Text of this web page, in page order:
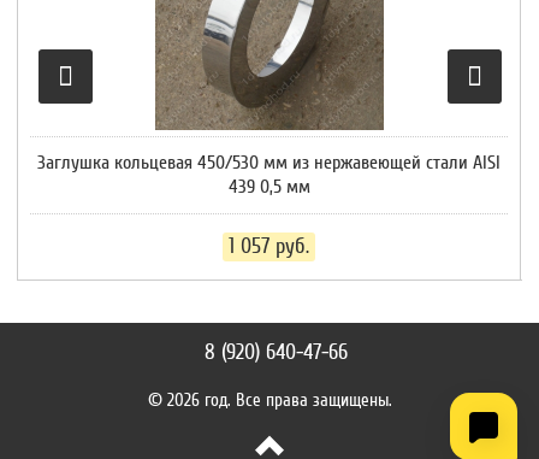
Заглушка кольцевая 450/530 мм из нержавеющей стали AISI
439 0,5 мм
1 057 руб.
© 2026 год. Все права защищены.
8 (920) 640-47-66